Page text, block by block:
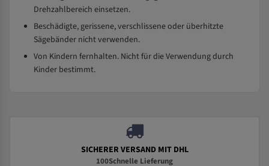
Drehzahlbereich einsetzen.
Beschädigte, gerissene, verschlissene oder überhitzte
Sägebänder nicht verwenden.
Von Kindern fernhalten. Nicht für die Verwendung durch
Kinder bestimmt.
SICHERER VERSAND MIT DHL
100Schnelle Lieferung